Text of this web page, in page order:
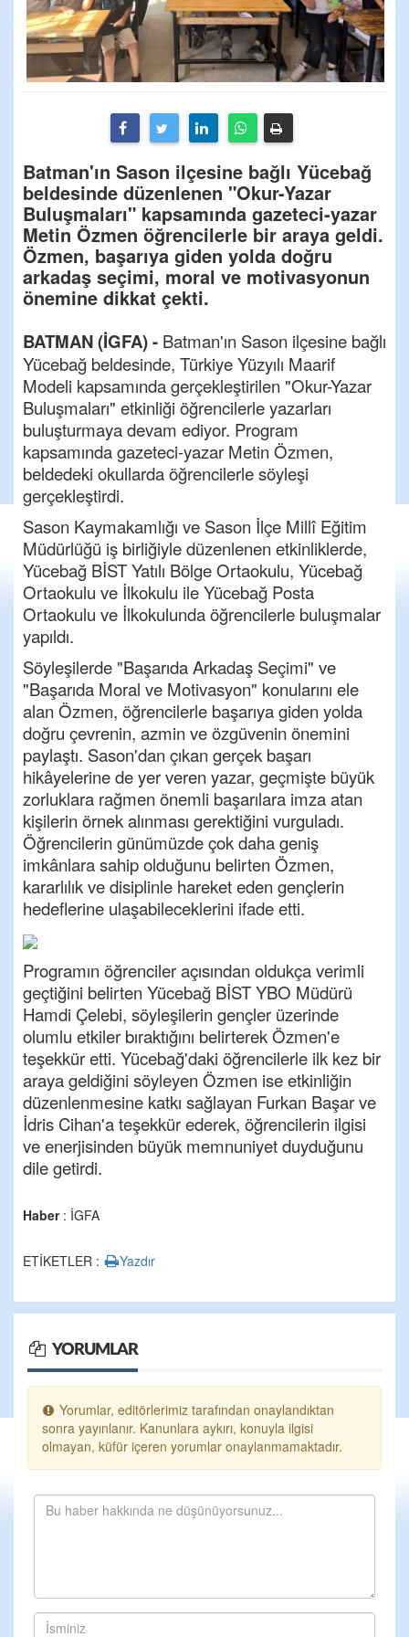
Batman'ın Sason ilçesine bağlı Yücebağ
beldesinde düzenlenen "Okur-Yazar
Buluşmaları" kapsamında gazeteci-yazar
Metin Özmen öğrencilerle bir araya geldi.
Özmen, başarıya giden yolda doğru
arkadaş seçimi, moral ve motivasyonun
önemine dikkat çekti.
BATMAN (İGFA) - Batman'ın Sason ilçesine bağlı
Yücebağ beldesinde, Türkiye Yüzyılı Maarif
Modeli kapsamında gerçekleştirilen "Okur-Yazar
Buluşmaları" etkinliği öğrencilerle yazarları
buluşturmaya devam ediyor. Program
kapsamında gazeteci-yazar Metin Özmen,
beldedeki okullarda öğrencilerle söyleşi
gerçekleştirdi.
Sason Kaymakamlığı ve Sason İlçe Millî Eğitim
Müdürlüğü iş birliğiyle düzenlenen etkinliklerde,
Yücebağ BİST Yatılı Bölge Ortaokulu, Yücebağ
Ortaokulu ve İlkokulu ile Yücebağ Posta
Ortaokulu ve İlkokulunda öğrencilerle buluşmalar
yapıldı.
Söyleşilerde "Başarıda Arkadaş Seçimi" ve
"Başarıda Moral ve Motivasyon" konularını ele
alan Özmen, öğrencilerle başarıya giden yolda
doğru çevrenin, azmin ve özgüvenin önemini
paylaştı. Sason'dan çıkan gerçek başarı
hikâyelerine de yer veren yazar, geçmişte büyük
zorluklara rağmen önemli başarılara imza atan
kişilerin örnek alınması gerektiğini vurguladı.
Öğrencilerin günümüzde çok daha geniş
imkânlara sahip olduğunu belirten Özmen,
kararlılık ve disiplinle hareket eden gençlerin
hedeflerine ulaşabileceklerini ifade etti.
Programın öğrenciler açısından oldukça verimli
geçtiğini belirten Yücebağ BİST YBO Müdürü
Hamdi Çelebi, söyleşilerin gençler üzerinde
olumlu etkiler bıraktığını belirterek Özmen'e
teşekkür etti. Yücebağ'daki öğrencilerle ilk kez bir
araya geldiğini söyleyen Özmen ise etkinliğin
düzenlenmesine katkı sağlayan Furkan Başar ve
İdris Cihan'a teşekkür ederek, öğrencilerin ilgisi
ve enerjisinden büyük memnuniyet duyduğunu
dile getirdi.
Haber: İGFA
ETİKETLER : Yazdır
YORUMLAR
Yorumlar, editörlerimiz tarafından onaylandıktan
sonra yayınlanır. Kanunlara aykırı, konuyla ilgisi
olmayan, küfür içeren yorumlar onaylanmamaktadır.